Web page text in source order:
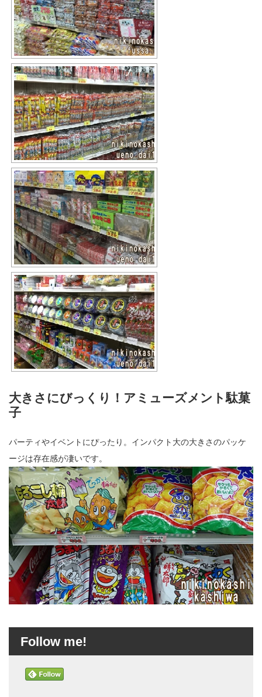
大きさにびっくり！アミューズメント駄菓
子
パーティやイベントにぴったり。インパクト大の大きさのパッケ
ージは存在感が凄いです。
Follow me!